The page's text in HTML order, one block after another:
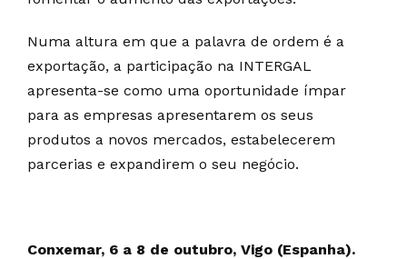
Numa altura em que a palavra de ordem é a
exportação, a participação na INTERGAL
apresenta-se como uma oportunidade ímpar
para as empresas apresentarem os seus
produtos a novos mercados, estabelecerem
parcerias e expandirem o seu negócio.
Conxemar, 6 a 8 de outubro, Vigo (Espanha).